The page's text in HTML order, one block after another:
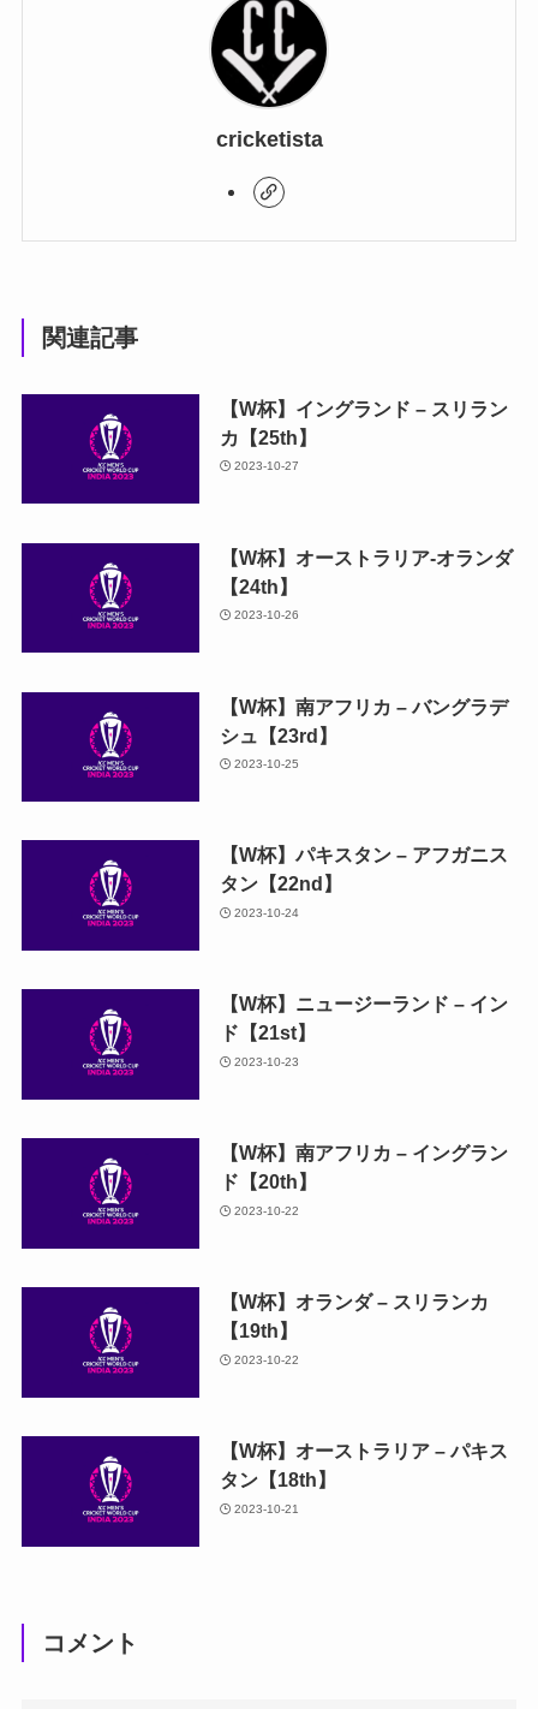
cricketista
関連記事
【W杯】イングランド – スリラン
カ【25th】
2023-10-27
【W杯】オーストラリア-オランダ
【24th】
2023-10-26
【W杯】南アフリカ – バングラデ
シュ【23rd】
2023-10-25
【W杯】パキスタン – アフガニス
タン【22nd】
2023-10-24
【W杯】ニュージーランド – イン
ド【21st】
2023-10-23
【W杯】南アフリカ – イングラン
ド【20th】
2023-10-22
【W杯】オランダ – スリランカ
【19th】
2023-10-22
【W杯】オーストラリア – パキス
タン【18th】
2023-10-21
コメント